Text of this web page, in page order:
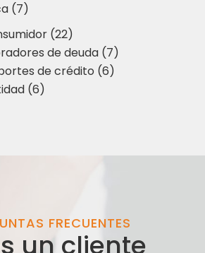
(7)
(22)
de deuda (7)
de crédito (6)
(6)
FRECUENTES
un cliente